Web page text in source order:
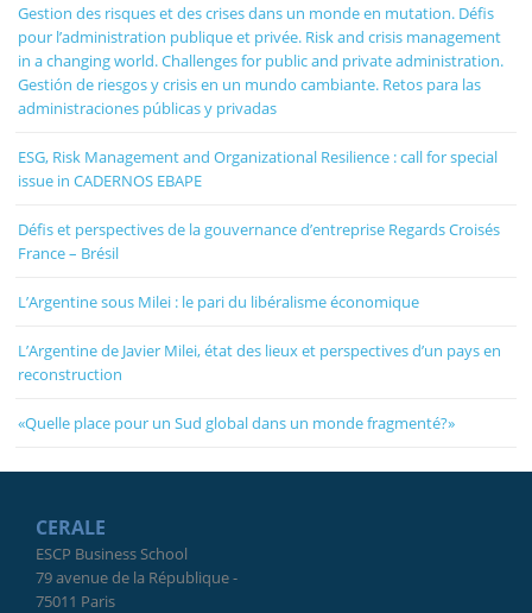
Gestion des risques et des crises dans un monde en mutation. Défis
pour l’administration publique et privée. Risk and crisis management
in a changing world. Challenges for public and private administration.
Gestión de riesgos y crisis en un mundo cambiante. Retos para las
administraciones públicas y privadas
ESG, Risk Management and Organizational Resilience : call for special
issue in CADERNOS EBAPE
Défis et perspectives de la gouvernance d’entreprise Regards Croisés
France – Brésil
L’Argentine sous Milei : le pari du libéralisme économique
L’Argentine de Javier Milei, état des lieux et perspectives d’un pays en
reconstruction
«Quelle place pour un Sud global dans un monde fragmenté?»
CERALE
ESCP Business School
79 avenue de la République -
75011 Paris